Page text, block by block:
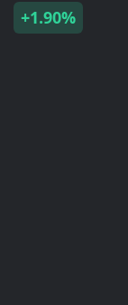
+1.90%